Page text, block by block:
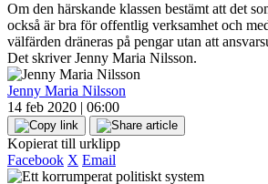
Om den härskande klassen bestämt att det
också är bra för offentlig verksamhet och
välfärden dräneras på pengar utan att
Det skriver Jenny Maria Nilsson.
Jenny Maria Nilsson
14 feb 2020 | 06:00
Kopierat till urklipp
Facebook X Email